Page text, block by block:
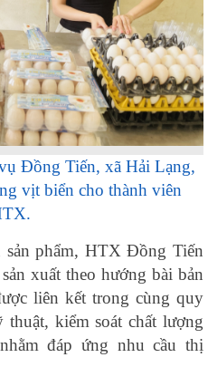
Đồng Tiến, xã Hải Lạng,
vịt biển cho thành viên
phẩm, HTX Đồng Tiến
xuất theo hướng bài bản
liên kết trong cùng quy
kiểm soát chất lượng
đáp ứng nhu cầu thị